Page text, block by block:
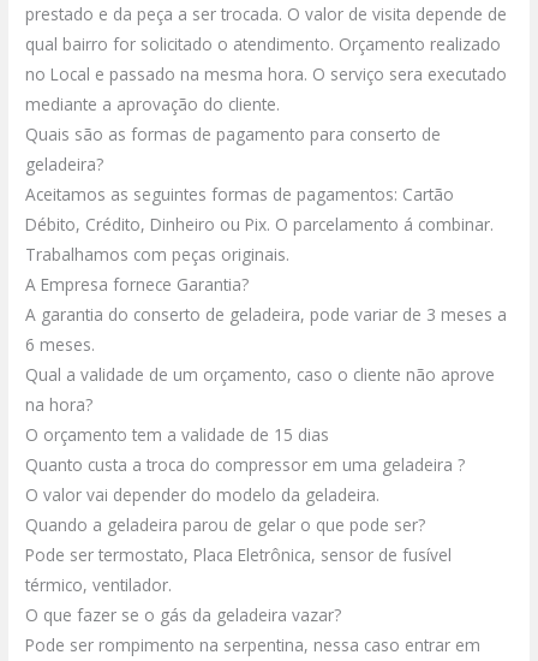
prestado e da peça a ser trocada. O valor de visita depende de
qual bairro for solicitado o atendimento. Orçamento realizado
no Local e passado na mesma hora. O serviço sera executado
mediante a aprovação do cliente.
Quais são as formas de pagamento para conserto de
geladeira?
Aceitamos as seguintes formas de pagamentos: Cartão
Débito, Crédito, Dinheiro ou Pix. O parcelamento á combinar.
Trabalhamos com peças originais.
A Empresa fornece Garantia?
A garantia do conserto de geladeira, pode variar de 3 meses a
6 meses.
Qual a validade de um orçamento, caso o cliente não aprove
na hora?
O orçamento tem a validade de 15 dias
Quanto custa a troca do compressor em uma geladeira ?
O valor vai depender do modelo da geladeira.
Quando a geladeira parou de gelar o que pode ser?
Pode ser termostato, Placa Eletrônica, sensor de fusível
térmico, ventilador.
O que fazer se o gás da geladeira vazar?
Pode ser rompimento na serpentina, nessa caso entrar em